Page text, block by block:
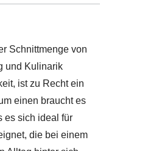
Schnittmenge von
und Kulinarik
ist zu Recht ein
einen braucht es
es sich ideal für
die bei einem